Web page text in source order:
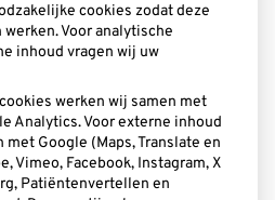
08.00tot
- 12.30
13.30tot
- 17.00
08.00tot
- 12.30
08.00tot
- 12.30
13.30tot
- 17.00
08.00tot
- 12.30
13.30tot
- 17.00
cookies zodat deze
Voor analytische
inhoud vragen wij uw
werken wij samen met
Analytics. Voor externe inhoud
met Google (Maps, Translate en
Vimeo, Facebook, Instagram, X
Patiëntenvertellen en